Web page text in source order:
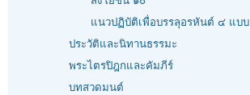
แนวปฏิบัติเพื่อบรรลุอรหันต์ ๔ แบบ
ประวัติและนิทานธรรมะ
พระไตรปิฎกและคัมภีร์
บทสวดมนต์